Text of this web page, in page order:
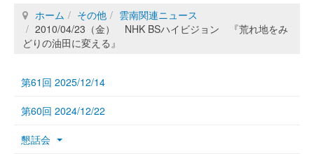
ホーム その他
雲南関連ニュース
2010/04/23（金） NHK BSハイビジョン 『荒れ地をみ
どりの油田に変える』
第61回 2025/12/14
第60回 2024/12/22
懇話会